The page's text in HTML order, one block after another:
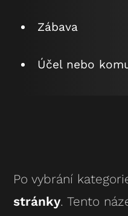
Zábava
Účel nebo
Po vybrání
stránky. Tento